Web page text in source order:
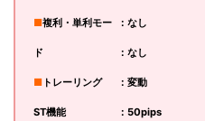
■複利・単利モー
ド
■ トレーリング
ST機能
：なし
：なし
：変動
：50pips